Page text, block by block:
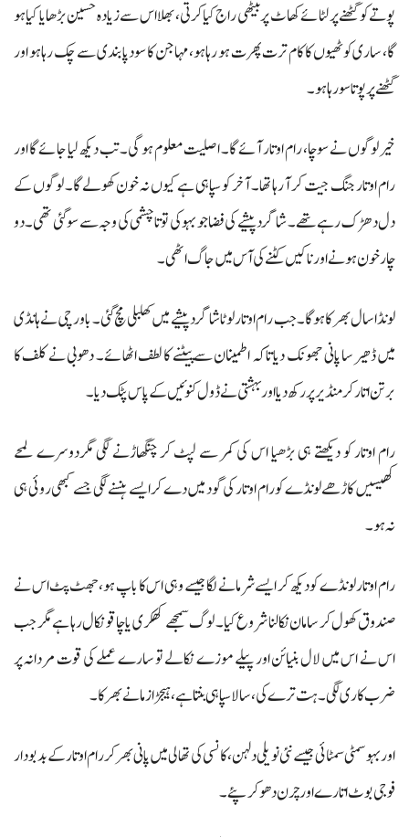
پوتے کو گھٹنے پر لٹائے کھاٹ پر بیٹھی راج کیا کرتی، بھلا اس سے زیادہ حسین بڑھایا کیا ہو
گا، ساری کوٹھیوں کا کام ترت پھرت ہو رہا ہو، مہاجن کا سود پابندی سے چک رہا ہو اور
گھٹنے پر پوتا سو رہا ہو۔
خیرلوگوں نے سوچا، رام اوتار آئے گا۔ اصلیت معلوم ہو گی۔ تب دیکھ لیا جائے گا اور
رام اوتار جنگ جیت کر آ رہا تھا۔ آخر کو سپاہی ہے کیوں نہ خون کھولے گا۔ لوگوں کے
دل دھڑک رہے تھے۔ شاگر دپیشے کی فضا جو بہو کی توتا چشمی کی وجہ سے سو گئی تھی۔ دو
چار خون ہونے اور ناکیں کٹنے کی آس میں جاگ اٹھی۔
لونڈا سال بھر کا ہو گا۔ جب رام اوتار لوٹا شاگرد پیشے میں کھلبلی مچ گئی۔ باورچی نے ہانڈی
میں ڈھیر سا پانی جھونک دیا تاکہ اطمینان سے پیٹنے کا لطف اٹھائے۔ دھوبی نے کلف کا
برتن اتار کر منڈیر پر رکھ دیا اور بہشتی نے ڈول کنوئیں کے پاس پٹک دیا۔
رام اوتار کو دیکھتے ہی بڑھیا اس کی کمر سے لپٹ کر چنگھاڑنے لگی مگردوسرے لمحے
کھیسیں کاڑھے لونڈے کو رام اوتار کی گود میں دے کر ایسے ہنسنے لگی جسے کبھی روئی ہی
نہ ہو۔
رام اوتار لونڈے کو دیکھ کر ایسے شرمانے لگا جیسے وہی اس کا باپ ہو، جھٹ پٹ اس نے
صندوق کھول کر سامان نکالنا شروع کیا۔ لوگ سمجھے کھکری یا چاقو نکال رہا ہے مگر جب
اس نے اس میں لال بنیائن اور پیلے موزے نکالے تو سارے عملے کی قوت مردانہ پر
ضرب کاری لگی۔ ہت ترے کی،سالا سپاہی بنتا ہے، ہیجڑا زمانے بھرکا۔
اور بہو سمٹی سمٹائی جیسے نئی نویلی دلہن، کانسی کی تھالی میں پانی بھر کر رام اوتار کے بدبودار
فوجی بوٹ اتارے اور چرن دھو کر پئے۔